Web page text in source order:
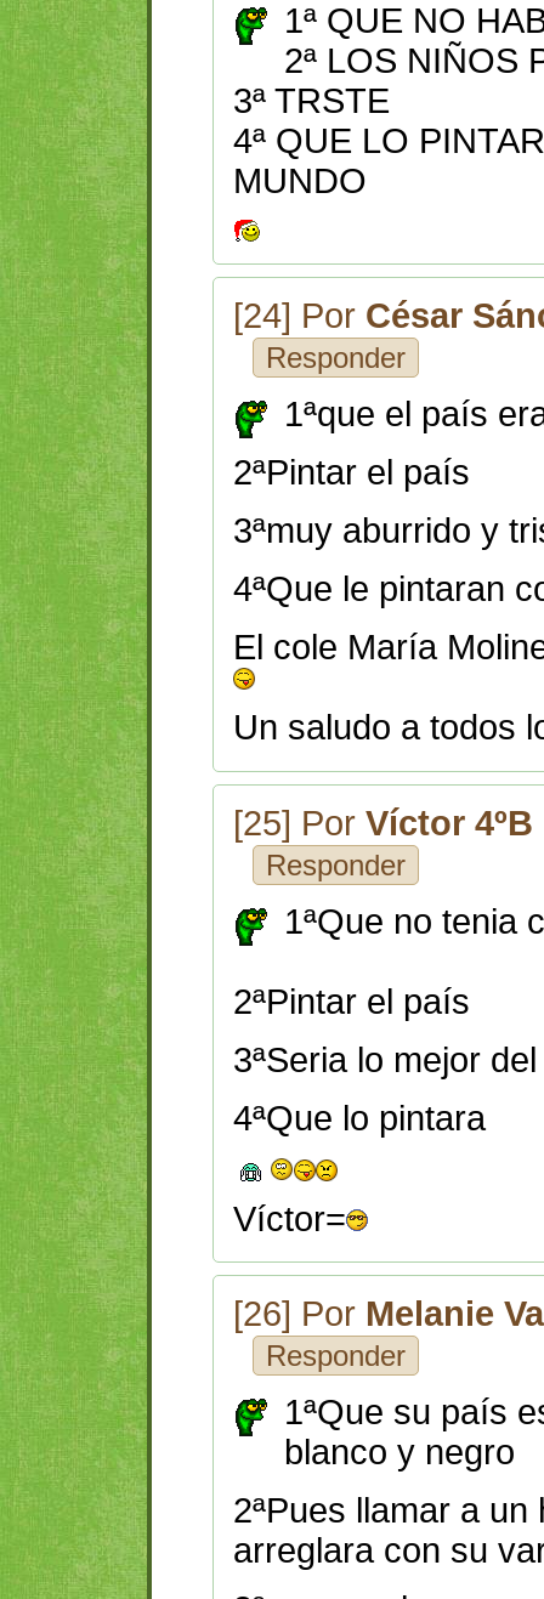
1ª QUE NO
2ª LOS NIÑOS
3ª TRSTE
4ª QUE LO
MUNDO
[24] Por César
Responder
1ªque el país
2ªPintar el país
3ªmuy aburrido y
4ªQue le pintaran
El cole María
Un saludo a todos
[25] Por Víctor 4ºB
Responder
1ªQue no tenia
2ªPintar el país
3ªSeria lo mejor
4ªQue lo pintara
Víctor=
[26] Por Melanie
Responder
1ªQue su país
blanco y negro
2ªPues llamar a
arreglara con su